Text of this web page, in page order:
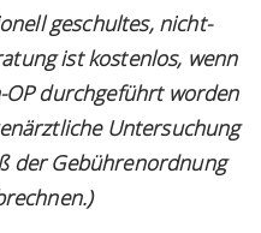
geschultes, nicht-
ist kostenlos, wenn
OP durchgeführt worden
Untersuchung
der Gebührenordnung